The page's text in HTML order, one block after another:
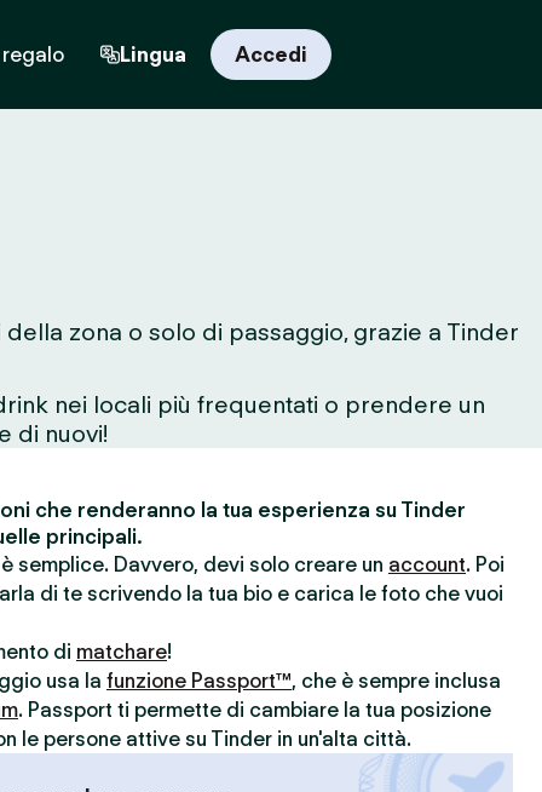
Lingua Accedi
zona o solo di passaggio, grazie a Tinder
nei locali più frequentati o prendere un
di nuovi!
che renderanno la tua esperienza su Tinder
principali.
semplice. Davvero, devi solo creare un account. Poi
di te scrivendo la tua bio e carica le foto che vuoi
di matchare!
usa la funzione Passport™, che è sempre inclusa
. Passport ti permette di cambiare la tua posizione
le persone attive su Tinder in un'alta città.